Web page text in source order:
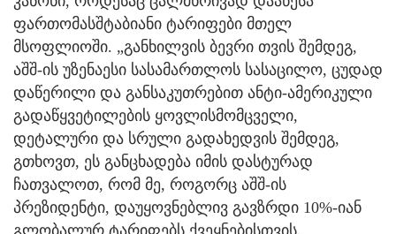
ფართომასშტაბიანი ტარიფები მთელ
მსოფლიოში. „განხილვის ბევრი თვის შემდეგ,
აშშ-ის უზენაესი სასამართლოს სასაცილო, ცუდად
დაწერილი და განსაკუთრებით ანტი-ამერიკული
გადაწყვეტილების ყოვლისმომცველი,
დეტალური და სრული გადახედვის შემდეგ,
გთხოვთ, ეს განცხადება იმის დასტურად
ჩათვალოთ, რომ მე, როგორც აშშ-ის
პრეზიდენტი, დაუყოვნებლივ გავზრდი 10%-იან